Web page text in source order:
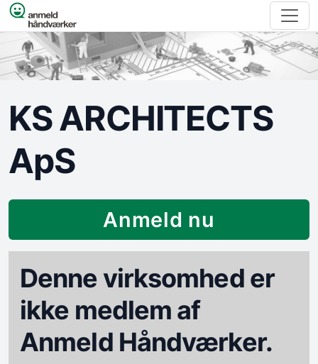
Spring til indhold
KS ARCHITECTS
ApS
Anmeld nu
Denne virksomhed er
ikke medlem af
Anmeld Håndværker.